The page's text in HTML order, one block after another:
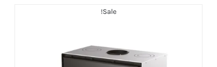
Sale!